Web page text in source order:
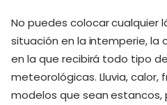
No puedes colocar cualquier
situación en la intemperie, la
en la que recibirá todo tipo
meteorológicas. Lluvia, calor,
modelos que sean estancos,